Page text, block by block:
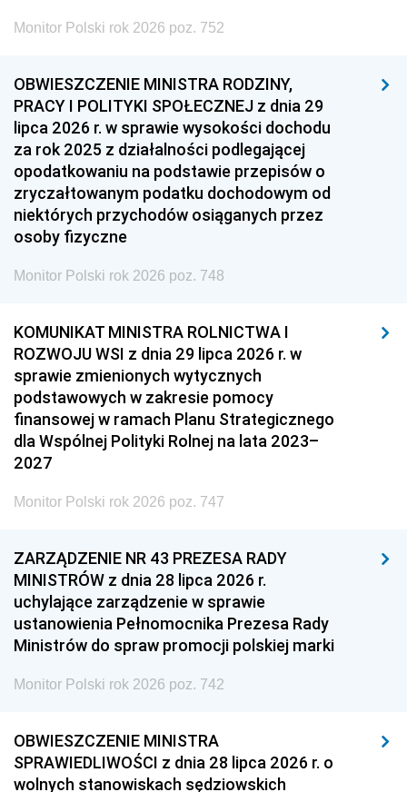
Monitor Polski rok 2026 poz. 752
OBWIESZCZENIE MINISTRA RODZINY,
PRACY I POLITYKI SPOŁECZNEJ z dnia 29
lipca 2026 r. w sprawie wysokości dochodu
za rok 2025 z działalności podlegającej
opodatkowaniu na podstawie przepisów o
zryczałtowanym podatku dochodowym od
niektórych przychodów osiąganych przez
osoby fizyczne
Monitor Polski rok 2026 poz. 748
KOMUNIKAT MINISTRA ROLNICTWA I
ROZWOJU WSI z dnia 29 lipca 2026 r. w
sprawie zmienionych wytycznych
podstawowych w zakresie pomocy
finansowej w ramach Planu Strategicznego
dla Wspólnej Polityki Rolnej na lata 2023–
2027
Monitor Polski rok 2026 poz. 747
ZARZĄDZENIE NR 43 PREZESA RADY
MINISTRÓW z dnia 28 lipca 2026 r.
uchylające zarządzenie w sprawie
ustanowienia Pełnomocnika Prezesa Rady
Ministrów do spraw promocji polskiej marki
Monitor Polski rok 2026 poz. 742
OBWIESZCZENIE MINISTRA
SPRAWIEDLIWOŚCI z dnia 28 lipca 2026 r. o
wolnych stanowiskach sędziowskich